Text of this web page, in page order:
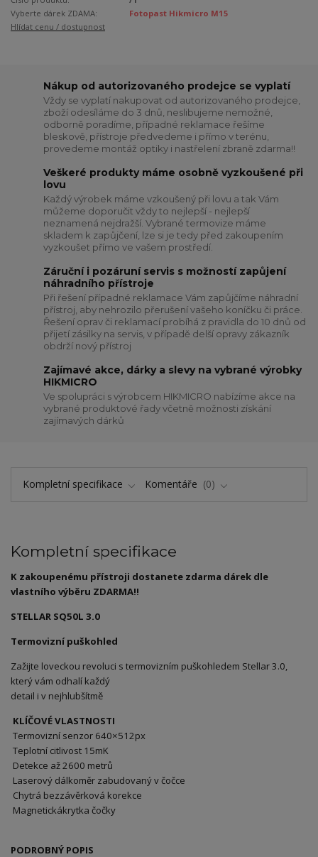
Vyberte dárek ZDAMA:
Fotopast Hikmicro M15
Hlídat cenu / dostupnost
Nákup od autorizovaného prodejce se vyplatí
Vždy se vyplatí nakupovat od autorizovaného prodejce,
zboží odesíláme do 3 dnů, neslibujeme nemožné,
odborně poradíme, případné reklamace řešíme
bleskově, přístroje předvedeme i přímo v terénu,
provedeme montáž optiky i nastřelení zbraně zdarma!!
Veškeré produkty máme osobně vyzkoušené při
lovu
Každý výrobek máme vzkoušený při lovu a tak Vám
můžeme doporučit vždy to nejlepší - nejlepší
neznamená nejdražší. Vybrané termovize máme
skladem k zapůjčení, lze si je tedy před zakoupením
vyzkoušet přímo ve vašem prostředí.
Záruční i pozáruní servis s možností zapůjení
náhradního přístroje
Při řešení případné reklamace Vám zapůjčíme náhradní
přístroj, aby nehrozilo přerušení vašeho koníčku či práce.
Řešení oprav či reklamací probíhá z pravidla do 10 dnů od
přijetí zásilky na servis, v případě delší opravy zákazník
obdrží nový přístroj
Zajímavé akce, dárky a slevy na vybrané výrobky
HIKMICRO
Ve spolupráci s výrobcem HIKMICRO nabízíme akce na
vybrané produktové řady včetně možnosti získání
zajímavých dárků
Kompletní specifikace Komentáře 0
Kompletní specifikace
K zakoupenému přístroji dostanete zdarma dárek dle
vlastního výběru ZDARMA!!
STELLAR SQ50L 3.0
Termovizní puškohled
Zažijte loveckou revoluci s termovizním puškohledem Stellar 3.0,
který vám odhalí každý
detail i v nejhlubšítmě
KLÍČOVÉ VLASTNOSTI
Termovizní senzor 640×512px
Teplotní citlivost 15mK
Detekce až 2600 metrů
Laserový dálkoměr zabudovaný v čočce
Chytrá bezzávěrková korekce
Magnetickákrytka čočky
PODROBNÝ POPIS